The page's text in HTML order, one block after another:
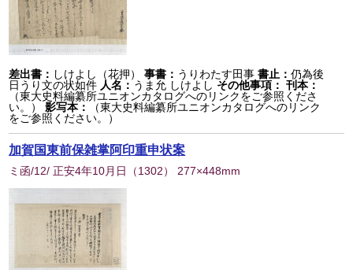
差出書： しけよし（花押） 事書： うりわたす田事書止：仍為後
日うり文の状如件 人名： うま允 しけよし その他事項： 刊本：
（東大史料編纂所ユニオンカタログへのリンクをご参照くださ
い。）
影写本：
（東大史料編纂所ユニオンカタログへのリンク
をご参照ください。）
加賀国東前保雑掌阿印重申状案
ミ函/12/ 正安4年10月日 （1302） 277×448mm